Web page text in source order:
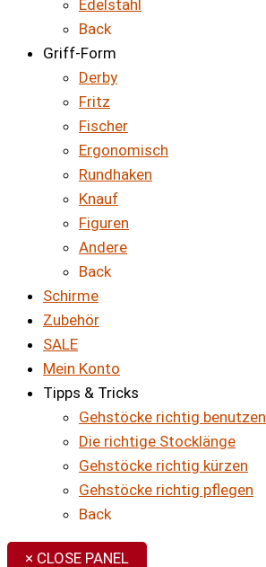
Edelstahl
Back
Griff-Form
Derby
Fritz
Fischer
Ergonomisch
Rundhaken
Knauf
Figuren
Andere
Back
Schirme
Zubehör
SALE
Mein Konto
Tipps & Tricks
Gehstöcke richtig benutzen
Die richtige Stocklänge
Gehstöcke richtig kürzen
Gehstöcke richtig pflegen
Back
× CLOSE PANEL